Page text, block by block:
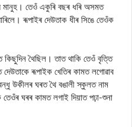
মানুহ। তেওঁ একুৰি বছৰ ধৰি অসমত
ৰূপাইৰ দেউতাক ধীৰ সিঙে তেওঁক
থৈছিল। তাত থাকি তেওঁ বৃত্তি
দেউতাকে ৰূপাইক খেতিৰ কামত লগোৱাব
উকীলৰ ঘৰত থৈ বঙালী স্কুলত নাম
ঘৰৰ কামত লগাই দিয়াত পঢ়া-শুনা